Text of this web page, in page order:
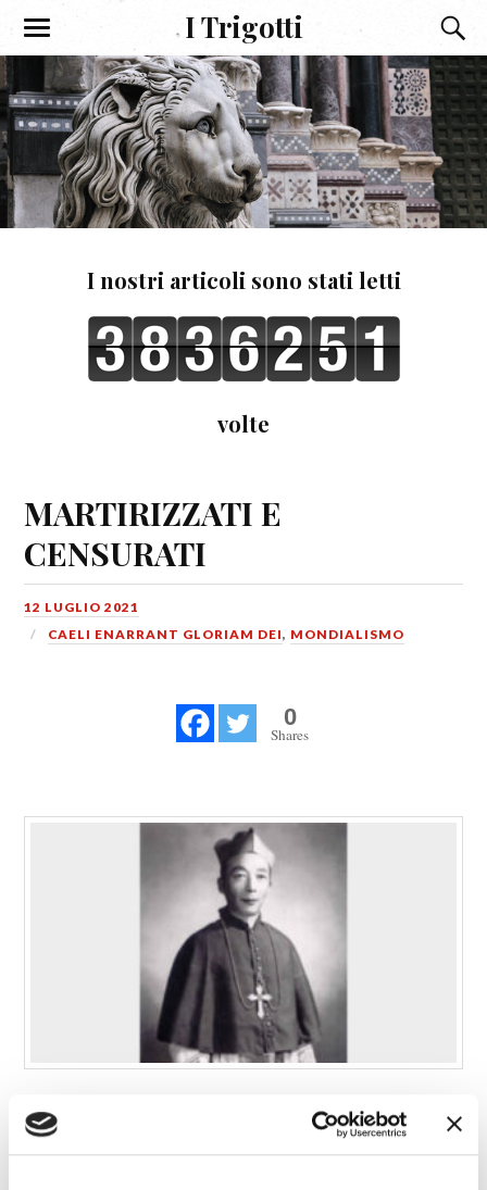
I Trigotti
I nostri articoli sono stati letti
volte
MARTIRIZZATI E
CENSURATI
12 LUGLIO 2021
CAELI ENARRANT GLORIAM DEI, MONDIALISMO
0
Shares
CARDINALE-KUNG-PIN-MEI
MARTIRIZZATI